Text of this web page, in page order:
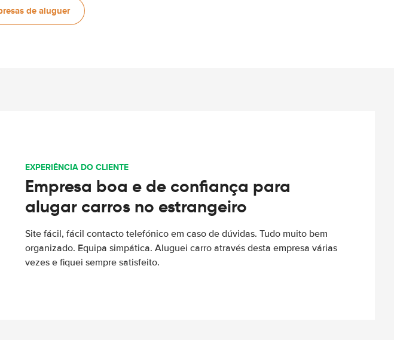
de aluguer
EXPERIÊNCIA DO CLIENTE
Empresa boa e de confiança para
alugar carros no estrangeiro
Site fácil, fácil contacto telefónico em caso de dúvidas. Tudo muito bem
organizado. Equipa simpática. Aluguei carro através desta empresa várias
vezes e fiquei sempre satisfeito.